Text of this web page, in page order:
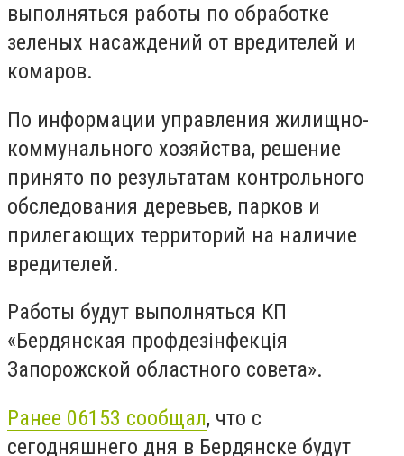
выполняться работы по обработке
зеленых насаждений от вредителей и
комаров.
По информации управления жилищно-
коммунального хозяйства, решение
принято по результатам контрольного
обследования деревьев, парков и
прилегающих территорий на наличие
вредителей.
Работы будут выполняться КП
«Бердянская профдезiнфекцiя
Запорожской областного совета».
Ранее 06153 сообщал, что с
сегодняшнего дня в Бердянске будут